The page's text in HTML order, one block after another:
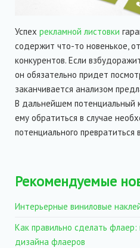
Успех рекламной листовки
содержит что-то новенькое,
конкурентов. Если
он обязательно придет
заканчивается анализом
В дальнейшем потенциальный
ему обратиться в случае
потенциального превратиться
Рекомендуемые
Интерьерные виниловые
Как правильно сделать
дизайна флаеров